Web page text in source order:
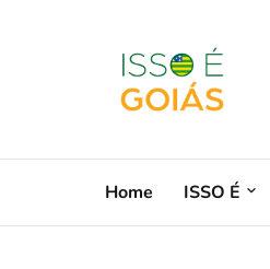
Home ISSO É